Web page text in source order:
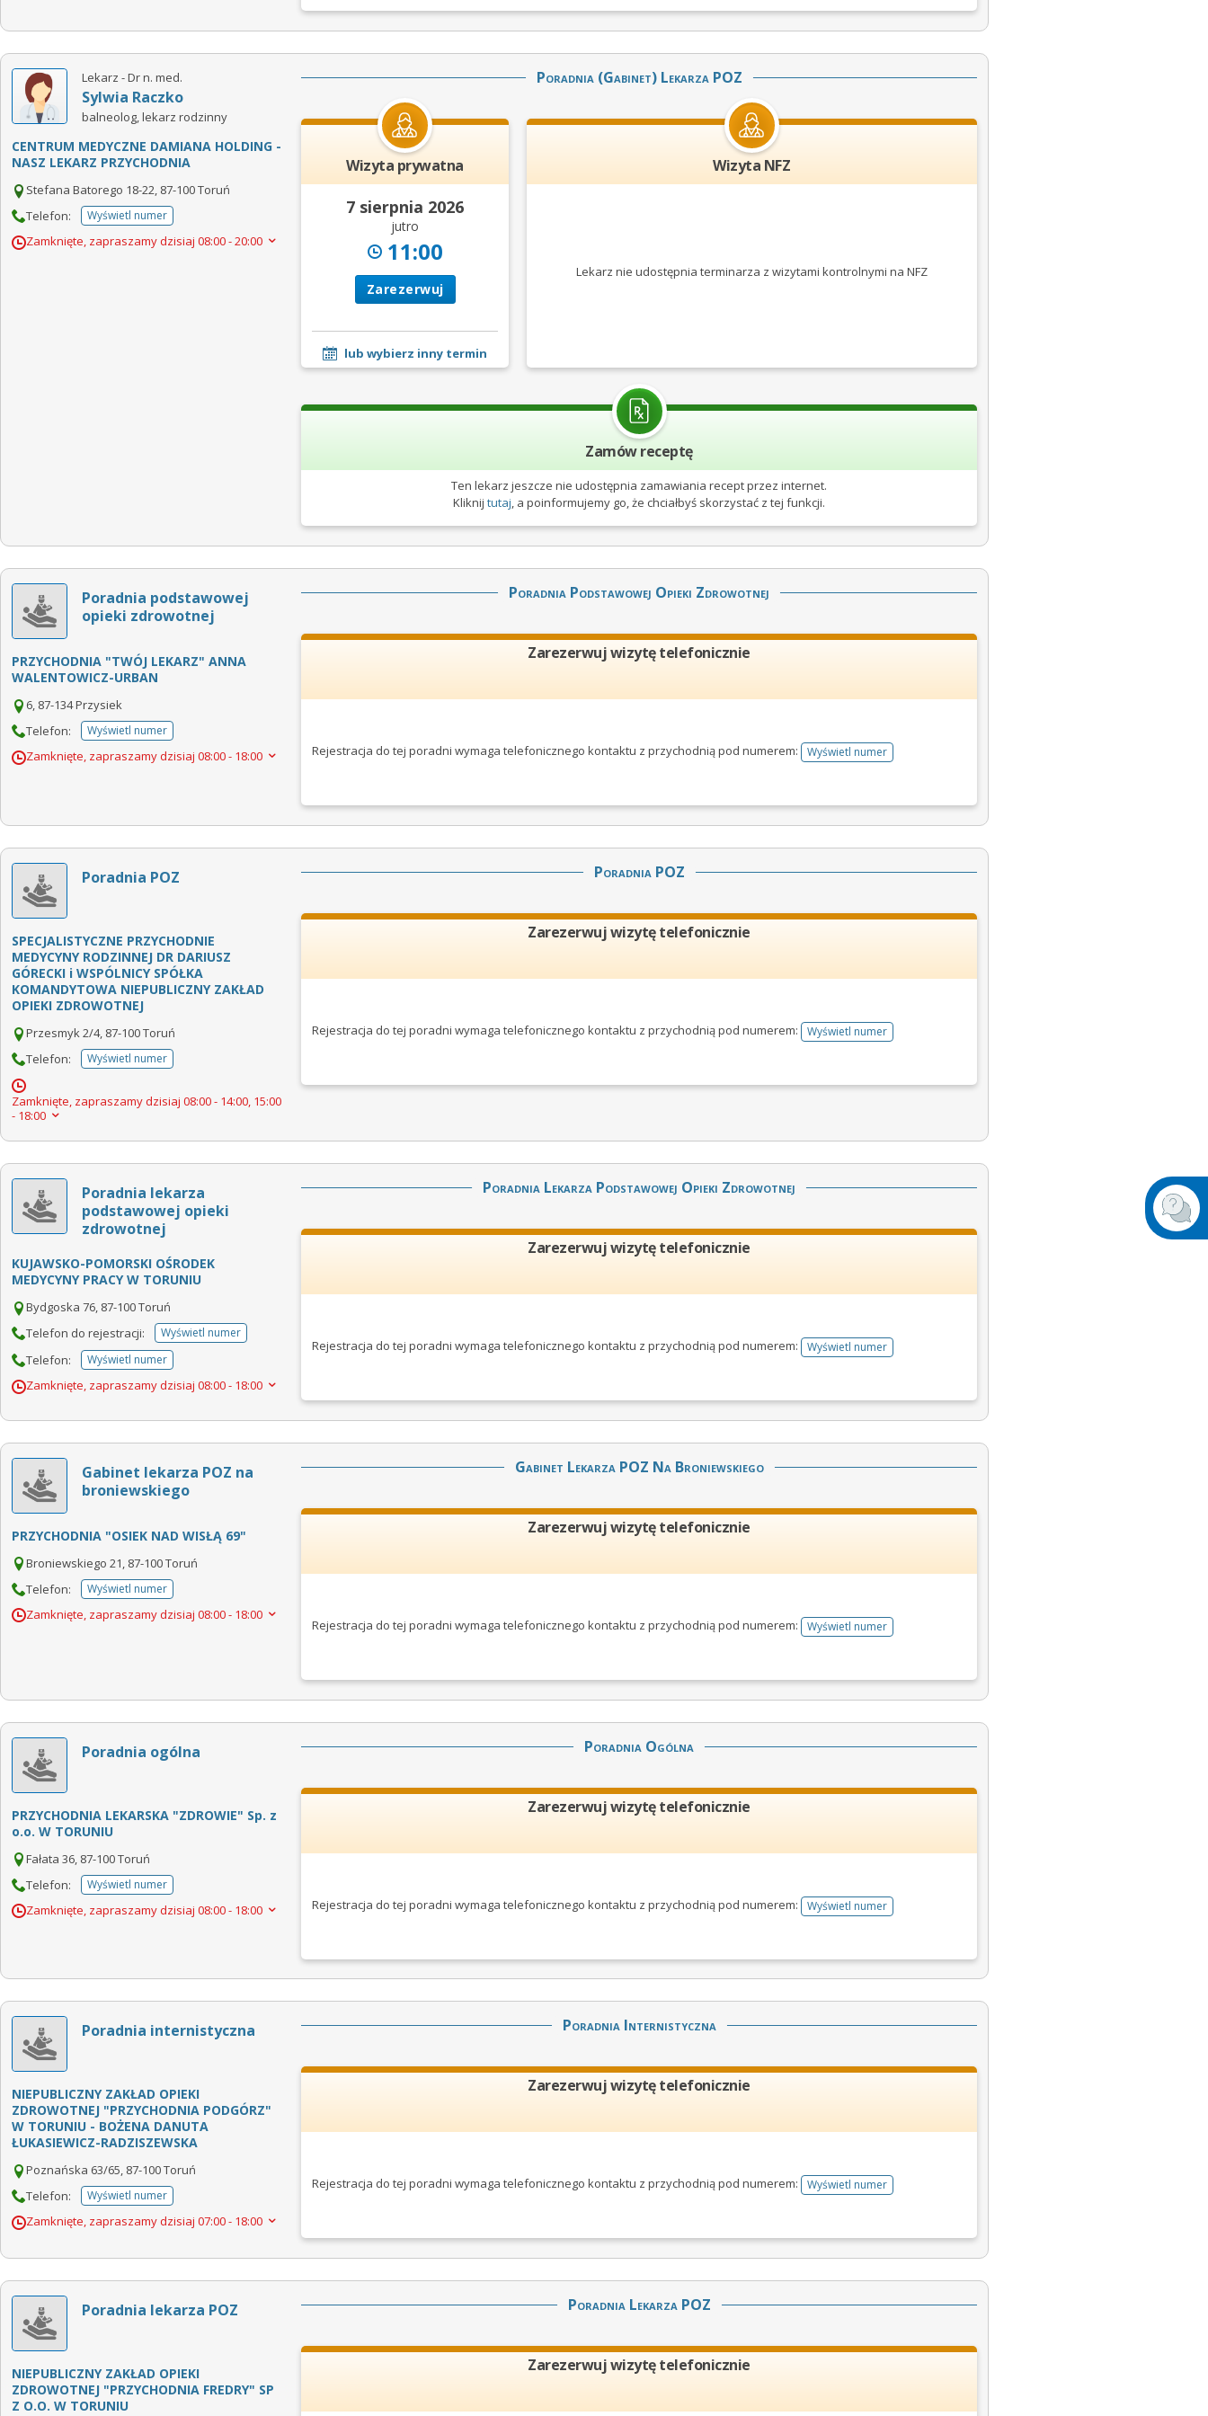
Lekarz - Dr n. med.
Sylwia Raczko
balneolog, lekarz rodzinny
CENTRUM MEDYCZNE DAMIANA HOLDING -
NASZ LEKARZ PRZYCHODNIA
Stefana Batorego 18-22, 87-100 Toruń
Telefon:
Wyświetl numertelefonu do placowki
Zamknięte, zapraszamy dzisiaj 08:00 - 20:00
Poradnia (gabinet) Lekarza POZ
Wizyta prywatna
7 sierpnia 2026
jutro
11:00
Zarezerwuj
lub wybierz inny termin
Wizyta NFZ
Lekarz nie udostępnia terminarza z wizytami kontrolnymi na NFZ
Zamów receptę
Ten lekarz jeszcze nie udostępnia zamawiania recept przez internet.
Kliknijtutaj, a poinformujemy go, że chciałbyś skorzystać z tej funkcji.
Poradnia podstawowej
opieki zdrowotnej
PRZYCHODNIA "TWÓJ LEKARZ" ANNA
WALENTOWICZ-URBAN
6, 87-134 Przysiek
Telefon:
Wyświetl numertelefonu do placowki
Zamknięte, zapraszamy dzisiaj 08:00 - 18:00
Poradnia Podstawowej Opieki Zdrowotnej
Zarezerwuj wizytę telefonicznie
Rejestracja do tej poradni wymaga telefonicznego kontaktu z przychodnią pod numerem: Wyświetl numertelefonu do rejestracji
Poradnia POZ
SPECJALISTYCZNE PRZYCHODNIE
MEDYCYNY RODZINNEJ DR DARIUSZ
GÓRECKI i WSPÓLNICY SPÓŁKA
KOMANDYTOWA NIEPUBLICZNY ZAKŁAD
OPIEKI ZDROWOTNEJ
Przesmyk 2/4, 87-100 Toruń
Telefon:
Wyświetl numertelefonu do placowki
Zamknięte, zapraszamy dzisiaj 08:00 - 14:00, 15:00
- 18:00
Poradnia POZ
Zarezerwuj wizytę telefonicznie
Rejestracja do tej poradni wymaga telefonicznego kontaktu z przychodnią pod numerem: Wyświetl numertelefonu do rejestracji
Poradnia lekarza
podstawowej opieki
zdrowotnej
KUJAWSKO-POMORSKI OŚRODEK
MEDYCYNY PRACY W TORUNIU
Bydgoska 76, 87-100 Toruń
Telefon do rejestracji:
Wyświetl numertelefonu do rejestracji
Telefon: Wyświetl numertelefonu do placowki
Zamknięte, zapraszamy dzisiaj 08:00 - 18:00
Poradnia Lekarza Podstawowej Opieki Zdrowotnej
Zarezerwuj wizytę telefonicznie
Rejestracja do tej poradni wymaga telefonicznego kontaktu z przychodnią pod numerem: Wyświetl numertelefonu do rejestracji
Gabinet lekarza POZ na
broniewskiego
PRZYCHODNIA "OSIEK NAD WISŁĄ 69"
Broniewskiego 21, 87-100 Toruń
Telefon:
Wyświetl numertelefonu do placowki
Zamknięte, zapraszamy dzisiaj 08:00 - 18:00
Gabinet Lekarza POZ Na Broniewskiego
Zarezerwuj wizytę telefonicznie
Rejestracja do tej poradni wymaga telefonicznego kontaktu z przychodnią pod numerem: Wyświetl numertelefonu do rejestracji
Poradnia ogólna
PRZYCHODNIA LEKARSKA "ZDROWIE" Sp. z
o.o. W TORUNIU
Fałata 36, 87-100 Toruń
Telefon:
Wyświetl numertelefonu do placowki
Zamknięte, zapraszamy dzisiaj 08:00 - 18:00
Poradnia Ogólna
Zarezerwuj wizytę telefonicznie
Rejestracja do tej poradni wymaga telefonicznego kontaktu z przychodnią pod numerem: Wyświetl numertelefonu do rejestracji
Poradnia internistyczna
NIEPUBLICZNY ZAKŁAD OPIEKI
ZDROWOTNEJ "PRZYCHODNIA PODGÓRZ"
W TORUNIU - BOŻENA DANUTA
ŁUKASIEWICZ-RADZISZEWSKA
Poznańska 63/65, 87-100 Toruń
Telefon:
Wyświetl numertelefonu do placowki
Zamknięte, zapraszamy dzisiaj 07:00 - 18:00
Poradnia Internistyczna
Zarezerwuj wizytę telefonicznie
Rejestracja do tej poradni wymaga telefonicznego kontaktu z przychodnią pod numerem: Wyświetl numertelefonu do rejestracji
Poradnia lekarza POZ
NIEPUBLICZNY ZAKŁAD OPIEKI
ZDROWOTNEJ "PRZYCHODNIA FREDRY" SP
Z O.O. W TORUNIU
Poradnia Lekarza POZ
Zarezerwuj wizytę telefonicznie